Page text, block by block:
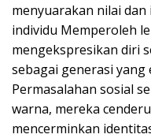
menyuarakan nilai
individu Memperoleh
mengekspresikan diri
sebagai generasi
Permasalahan sosial
warna, mereka
mencerminkan